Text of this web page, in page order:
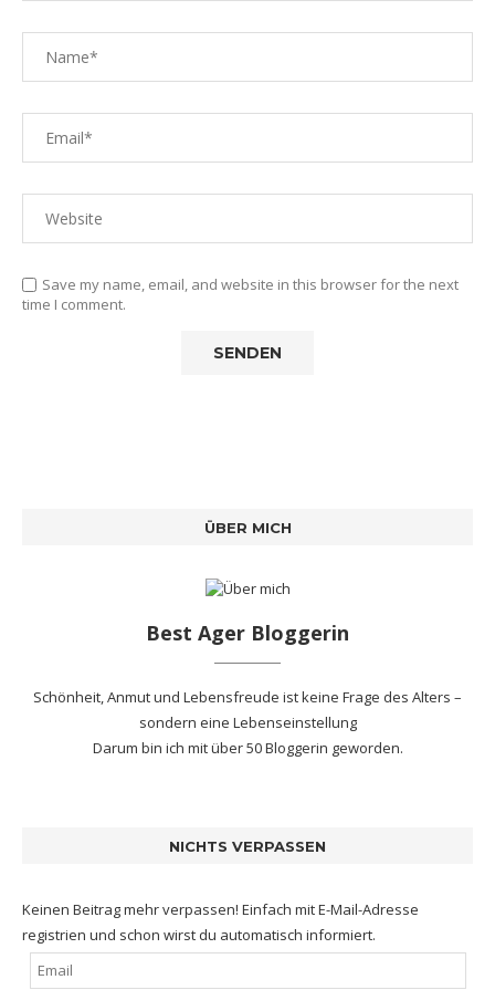
Save my name, email, and website in this browser for the next
time I comment.
ÜBER MICH
Best Ager Bloggerin
Schönheit, Anmut und Lebensfreude ist keine Frage des Alters –
sondern eine Lebenseinstellung
Darum bin ich mitüber 50 Bloggerin geworden.
NICHTS VERPASSEN
Keinen Beitrag mehr verpassen! Einfach mit E-Mail-Adresse
registrien und schon wirst du automatisch informiert.